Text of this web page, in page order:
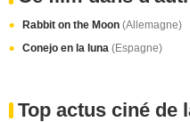
Rabbit on the Moon (Allemagne)
Conejo en la luna (Espagne)
Top actus ciné de